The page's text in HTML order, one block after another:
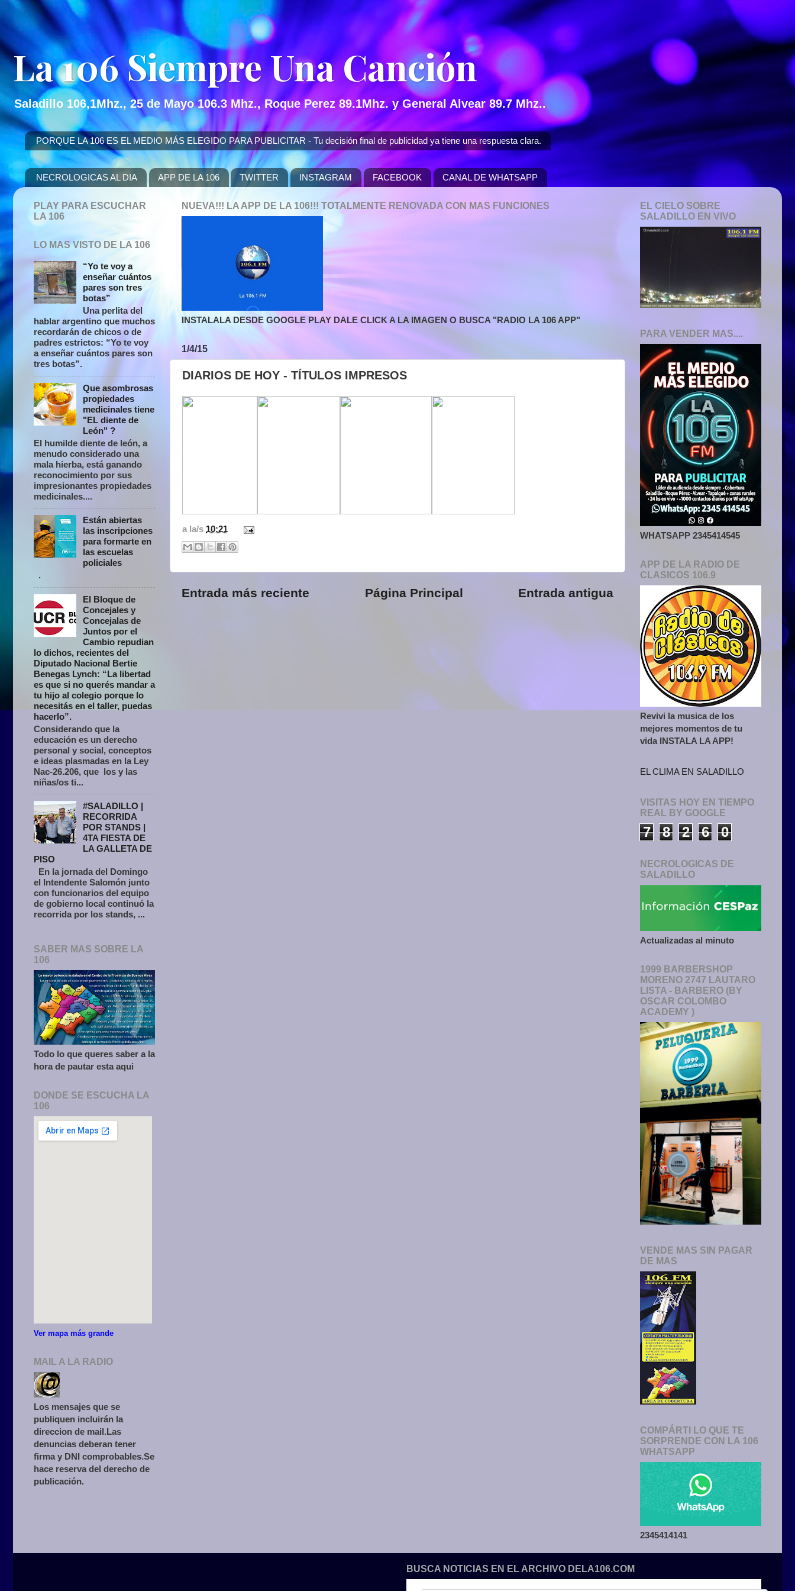
La 106 Siempre Una Canción
Saladillo 106,1Mhz., 25 de Mayo 106.3 Mhz., Roque Perez 89.1Mhz. y General Alvear 89.7 Mhz..
PORQUE LA 106 ES EL MEDIO MÁS ELEGIDO PARA PUBLICITAR - Tu decisión final de publicidad ya tiene una respuesta clara.
NECROLOGICAS AL DIA APP DE LA 106 TWITTER INSTAGRAM FACEBOOK CANAL DE WHATSAPP
NUEVA!!! LA APP DE LA 106!!! TOTALMENTE RENOVADA CON MAS FUNCIONES
INSTALALA DESDE GOOGLE PLAY DALE CLICK A LA IMAGEN O BUSCA "RADIO LA 106 APP"
1/4/15
DIARIOS DE HOY - TÍTULOS IMPRESOS
a la/s 10:21
Entrada más reciente Entrada antigua
Página Principal
PLAY PARA ESCUCHAR
LA 106
LO MAS VISTO DE LA 106
“Yo te voy a
enseñar cuántos
pares son tres
botas”
Una perlita del
hablar argentino que muchos
recordarán de chicos o de
padres estrictos: “Yo te voy
a enseñar cuántos pares son
tres botas”.
Que asombrosas
propiedades
medicinales tiene
"EL diente de
León" ?
El humilde diente de león, a
menudo considerado una
mala hierba, está ganando
reconocimiento por sus
impresionantes propiedades
medicinales....
Están abiertas
las inscripciones
para formarte en
las escuelas
policiales
.
El Bloque de
Concejales y
Concejalas de
Juntos por el
Cambio repudian
lo dichos, recientes del
Diputado Nacional Bertie
Benegas Lynch: “La libertad
es que si no querés mandar a
tu hijo al colegio porque lo
necesitás en el taller, puedas
hacerlo”.
Considerando que la
educación es un derecho
personal y social, conceptos
e ideas plasmadas en la Ley
Nac-26.206, que los y las
niñas/os ti...
#SALADILLO |
RECORRIDA
POR STANDS |
4TA FIESTA DE
LA GALLETA DE
PISO
En la jornada del Domingo
el Intendente Salomón junto
con funcionarios del equipo
de gobierno local continuó la
recorrida por los stands, ...
SABER MAS SOBRE LA
106
Todo lo que queres saber a la
hora de pautar esta aqui
DONDE SE ESCUCHA LA
106
Ver mapa más grande
MAIL A LA RADIO
Los mensajes que se
publiquen incluirán la
direccion de mail.Las
denuncias deberan tener
firma y DNI comprobables.Se
hace reserva del derecho de
publicación.
EL CIELO SOBRE
SALADILLO EN VIVO
PARA VENDER MAS....
WHATSAPP 2345414545
APP DE LA RADIO DE
CLASICOS 106.9
Revivi la musica de los
mejores momentos de tu
vida INSTALA LA APP!
EL CLIMA EN SALADILLO
VISITAS HOY EN TIEMPO
REAL BY GOOGLE
7 8 2 6 0
NECROLOGICAS DE
SALADILLO
Actualizadas al minuto
1999 BARBERSHOP
MORENO 2747 LAUTARO
LISTA - BARBERO (BY
OSCAR COLOMBO
ACADEMY )
VENDE MAS SIN PAGAR
DE MAS
COMPÁRTI LO QUE TE
SORPRENDE CON LA 106
WHATSAPP
2345414141
BUSCA NOTICIAS EN EL ARCHIVO DELA106.COM